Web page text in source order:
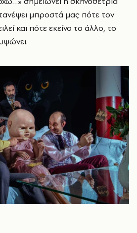
μπροστά μας πότε τον
και πότε εκείνο το άλλο, το